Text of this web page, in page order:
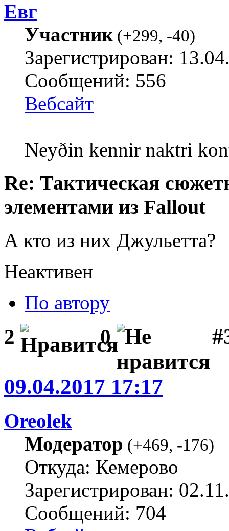
Евг
Участник(+299, -40)
Зарегистрирован:
Сообщений: 556
Вебсайт
Neyðin kennir naktri
Re: Тактическая
элементами из Fallout
А кто из них Джульетта?
Неактивен
По автору
2 0
09.04.2017 17:17
Oreolek
Модератор (+469, -176)
Откуда: Кемерово
Зарегистрирован:
Сообщений: 704